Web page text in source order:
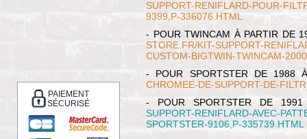
PAIEMENT
SÉCURISÉ
SUPPORT-RENIFLARD-POUR-
9399,P-336076.HTML
- POUR TWINCAM À PARTIR DE
STORE.FR/KIT-SUPPORT-
CUSTOM-BIGTWIN-TWINCAM-
- POUR SPORTSTER DE
CHROMEE-DE-SUPPORT-DE-
- POUR SPORTSTER DE
SUPPORT-RENIFLARD-AVEC-
SPORTSTER-9106,P-335739.HTML